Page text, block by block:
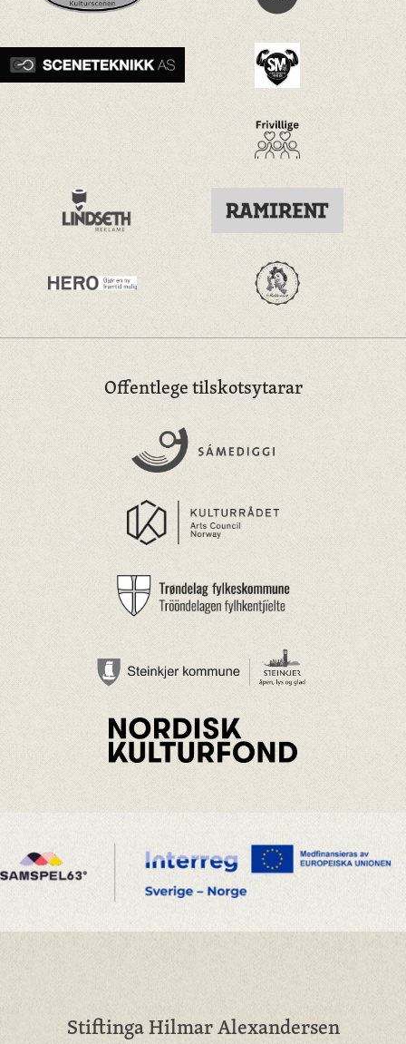
Offentlege tilskotsytarar
Stiftinga Hilmar Alexandersen